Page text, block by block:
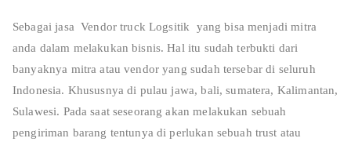
Sebagai jasa Vendor truck Logsitik yang bisa menjadi mitra
anda dalam melakukan bisnis. Hal itu sudah terbukti dari
banyaknya mitra atau vendor yang sudah tersebar di seluruh
Indonesia. Khususnya di pulau jawa, bali, sumatera, Kalimantan,
Sulawesi. Pada saat seseorang akan melakukan sebuah
pengiriman barang tentunya di perlukan sebuah trust atau